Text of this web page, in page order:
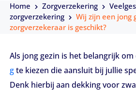
Home Zorgverzekering
zorgverzekering
Wij zijn een jong
zorgverzekeraar is geschikt?
Als jong gezin is het belangrijk om
gte kiezen die aansluit bij jullie
Denk hierbij aan dekking voor